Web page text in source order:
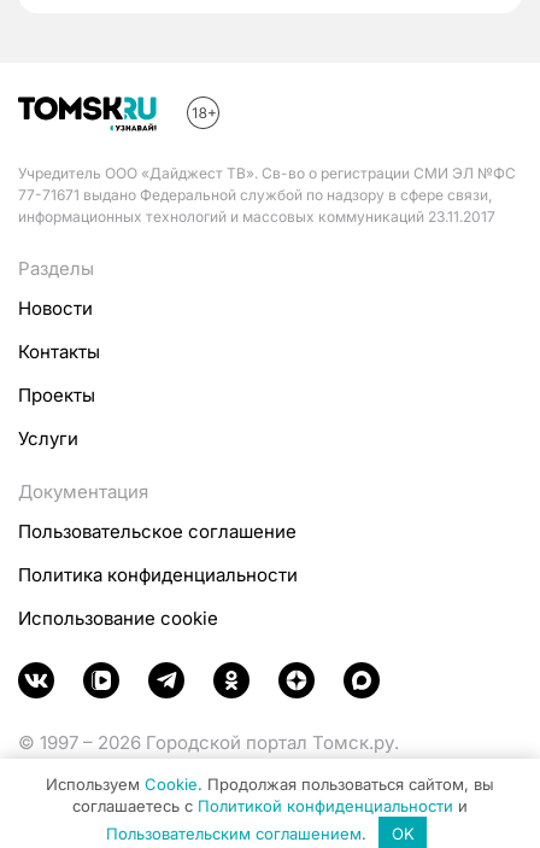
Учредитель ООО «Дайджест ТВ». Св-во о регистрации СМИ ЭЛ №ФС
77-71671 выдано Федеральной службой по надзору в сфере связи,
информационных технологий и массовых коммуникаций 23.11.2017
Разделы
Новости
Контакты
Проекты
Услуги
Документация
Пользовательское соглашение
Политика конфиденциальности
Использование cookie
© 1997 – 2026 Городской портал Томск.ру.
Министерства цифрового развития, связи и массовых
коммуникаций Российской Федерации.
Используем Cookie. Продолжая пользоваться сайтом, вы
соглашаетесь с Политикой конфиденциальности и
Пользовательским соглашением. OK